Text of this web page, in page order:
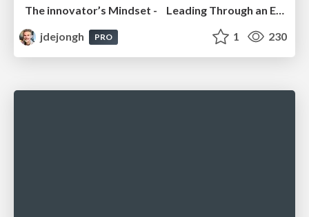
The innovator’s Mindset - Leading Through an Era of Exponential Change - McGill University 2025
jdejongh
PRO 1 230